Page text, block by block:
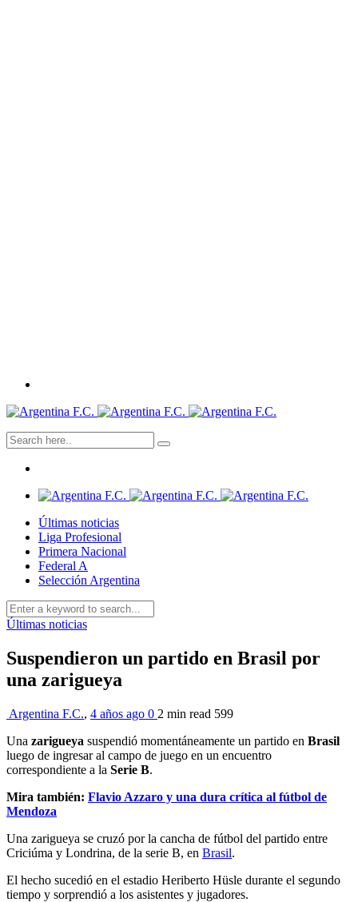
Últimas noticias
Liga Profesional
Primera Nacional
Federal A
Selección Argentina
Últimas noticias
Suspendieron un partido en Brasil por
una zarigueya
Argentina F.C., 4 años ago 0 2 min read 599
Una zarigueya suspendió momentáneamente un partido en Brasil
luego de ingresar al campo de juego en un encuentro
correspondiente a la Serie B.
Mira también: Flavio Azzaro y una dura crítica al fútbol de
Mendoza
Una zarigueya se cruzó por la cancha de fútbol del partido entre
Criciúma y Londrina, de la serie B, en Brasil.
El hecho sucedió en el estadio Heriberto Hüsle durante el segundo
tiempo y sorprendió a los asistentes y jugadores.